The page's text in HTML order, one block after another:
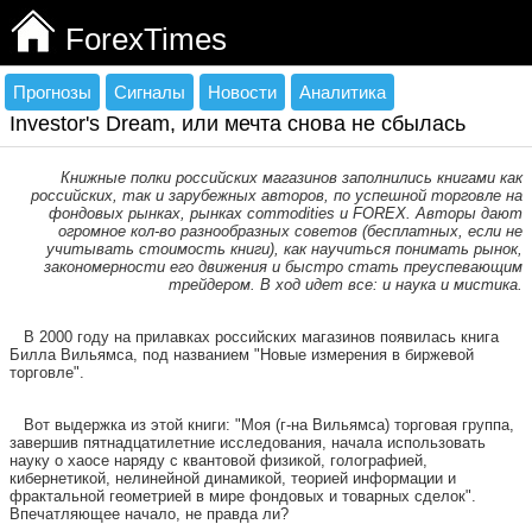
ForexTimes
Прогнозы Сигналы Новости Аналитика
Investor's Dream, или мечта снова не сбылась
Книжные полки российских магазинов заполнились книгами как
российских, так и зарубежных авторов, по успешной торговле на
фондовых рынках, рынках commodities и FOREX. Авторы дают
огромное кол-во разнообразных советов (бесплатных, если не
учитывать стоимость книги), как научиться понимать рынок,
закономерности его движения и быстро стать преуспевающим
трейдером. В ход идет все: и наука и мистика.
В 2000 году на прилавках российских магазинов появилась книга
Билла Вильямса, под названием "Новые измерения в биржевой
торговле".
Вот выдержка из этой книги: "Моя (г-на Вильямса) торговая группа,
завершив пятнадцатилетние исследования, начала использовать
науку о хаосе наряду с квантовой физикой, голографией,
кибернетикой, нелинейной динамикой, теорией информации и
фрактальной геометрией в мире фондовых и товарных сделок".
Впечатляющее начало, не правда ли?